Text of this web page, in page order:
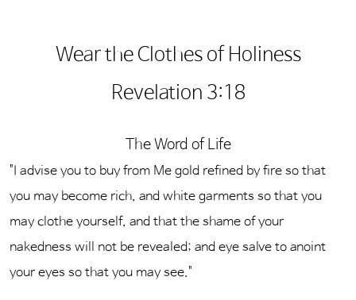
Wear the Clothes of Holiness
Revelation 3:18
The Word of Life
"I advise you to buy from Me gold refined by fire so that
you may become rich, and white garments so that you
may clothe yourself, and that the shame of your
nakedness will not be revealed; and eye salve to anoint
your eyes so that you may see."